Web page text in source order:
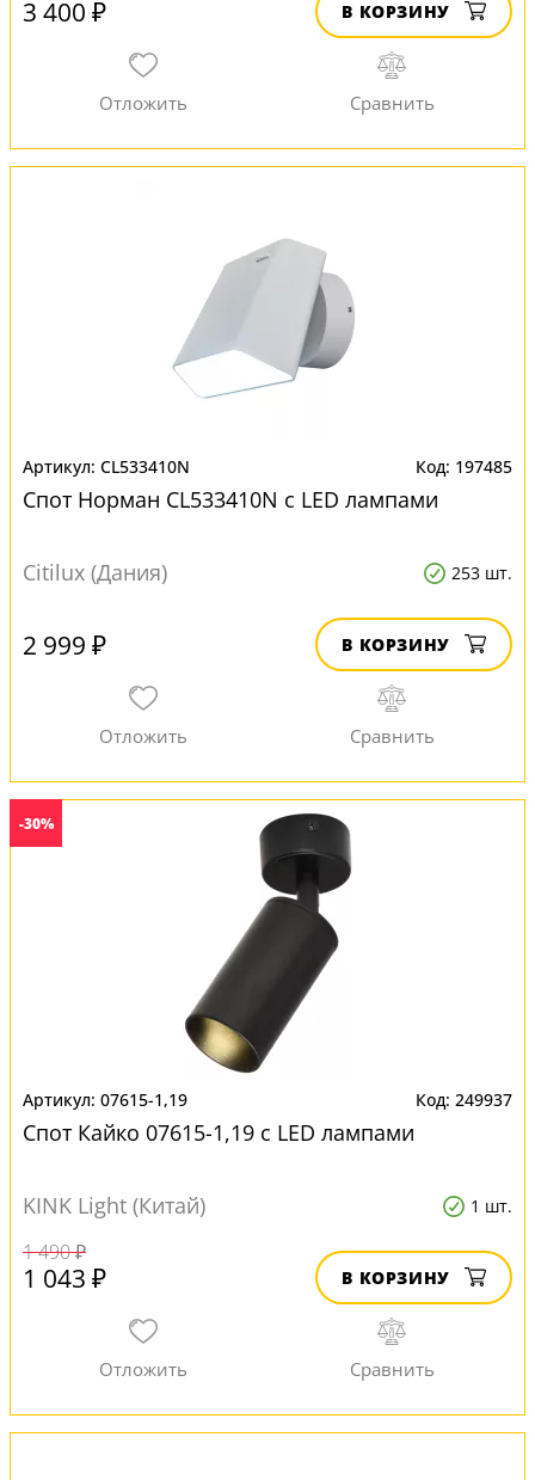
3 400 ₽ В КОРЗИНУ
CL533410N 197485
Спот Норман CL533410N с LED лампами
Citilux (Дания) 253 шт.
2 999 ₽ В КОРЗИНУ
-30%
07615-1,19 249937
Спот Кайко 07615-1,19 с LED лампами
KINK Light (Китай) 1 шт.
1 490 ₽
1 043 ₽ В КОРЗИНУ